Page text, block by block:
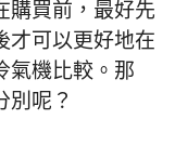
購買前，最好先
才可以更好地在
氣機比較。那
別呢？